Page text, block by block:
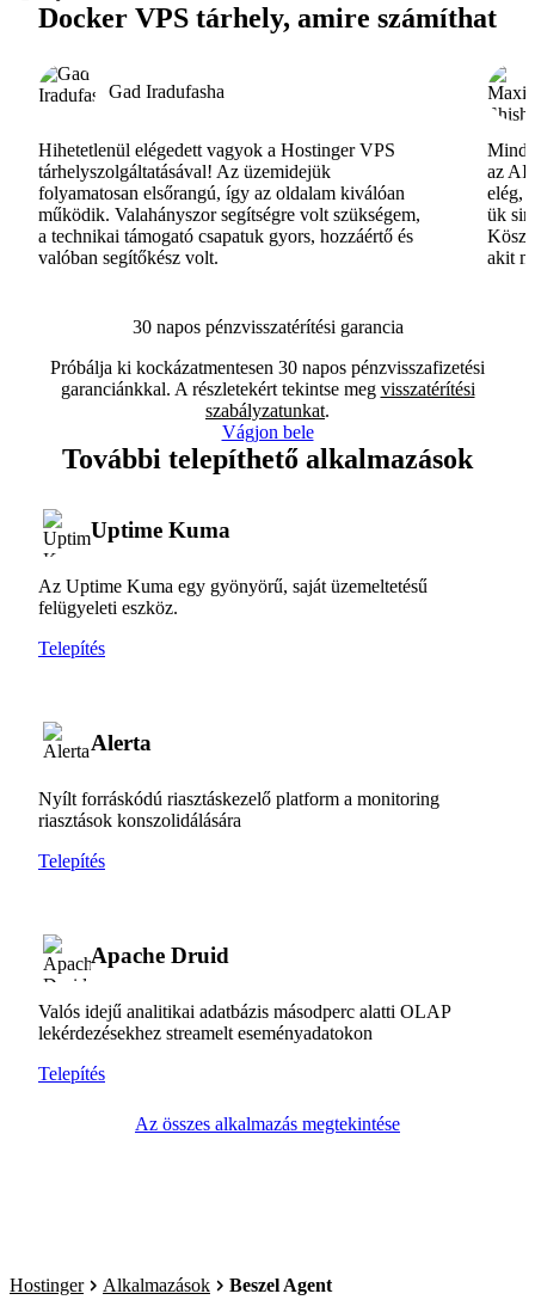
Docker VPS tárhely, amire számíthat
Gad Iradufasha
Hihetetlenül elégedett vagyok a Hostinger VPS
tárhelyszolgáltatásával! Az üzemidejük
folyamatosan elsőrangú, így az oldalam kiválóan
működik. Valahányszor segítségre volt szükségem,
a technikai támogató csapatuk gyors, hozzáértő és
valóban segítőkész volt.
az AI-
elég,
ük
akit
30 napos pénzvisszatérítési garancia
Próbálja ki kockázatmentesen 30 napos pénzvisszafizetési
garanciánkkal. A részletekért tekintse meg visszatérítési
szabályzatunkat.
Vágjon bele
További telepíthető alkalmazások
Uptime Kuma
Az Uptime Kuma egy gyönyörű, saját üzemeltetésű
felügyeleti eszköz.
Telepítés
Alerta
Nyílt forráskódú riasztáskezelő platform a monitoring
riasztások konszolidálására
Telepítés
Apache Druid
Valós idejű analitikai adatbázis másodperc alatti OLAP
lekérdezésekhez streamelt eseményadatokon
Telepítés
Az összes alkalmazás megtekintése
Hostinger Alkalmazások Beszel Agent